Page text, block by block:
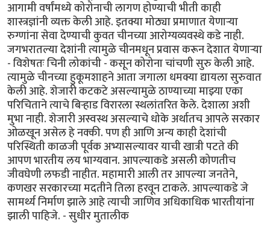
आगामी वर्षांमध्ये कोरोनाची लागण होण्याची भीती काही
शास्त्रज्ञांनी व्यक्त केली आहे. इतक्या मोठ्या प्रमाणात येणाऱ्या
रुग्णांना सेवा देण्याची कुवत चीनच्या आरोग्यव्यवस्थे कडे नाही.
जगभरातल्या देशांनी त्यामुळे चीनमधून प्रवास करून देशात येणाऱ्या
- विशेषतः चिनी लोकांची - कसून कोरोना चांचणी सुरु केली आहे.
त्यामुळे चीनच्या हुकूमशाहने आता जगाला धमक्या द्यायला सुरुवात
केली आहे. शेजारी कटकटे असल्यामुळे ठाण्याच्या माझ्या एका
परिचिताने त्याचे बिऱ्हाड विरारला स्थलांतरित केले. देशाला अशी
मुभा नाही. शेजारी अस्वस्थ असल्याचे धोके अर्थातच आपले सरकार
ओळखून असेल हे नक्की. पण ही आणि अन्य काही देशांची
परिस्थिती काळजी पूर्वक अभ्यासल्यावर याची खात्री पटते की
आपण भारतीय लय भाग्यवान. आपल्याकडे असली कोणतीच
जीवघेणी लफडी नाहीत. महामारी आली तर आपल्या जनतेने,
कणखर सरकारच्या मदतीने तिला हरवून टाकले. आपल्याकडे जे
सामर्थ्य निर्माण झाले आहे त्याची जाणिव अधिकाधिक भारतीयांना
झाली पाहिजे. - सुधीर मुतालीक